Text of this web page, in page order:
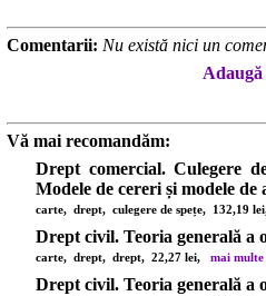
Comentarii: Nu există nici un
Vă mai recomandăm:
Drept comercial. Culegere
Modele de cereri și modele de
carte, drept, culegere de spețe, 132,19
Drept civil. Teoria generală a
carte, drept, drept, 22,27 lei, mai
Drept civil. Teoria generală a